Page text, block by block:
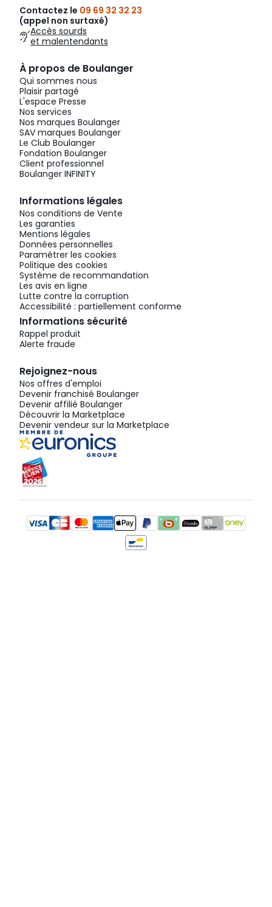
Contactez le 09 69 32 32 23
(appel non surtaxé)
Accès sourds
et malentendants
À propos de Boulanger
Qui sommes nous
Plaisir partagé
L'espace Presse
Nos services
Nos marques Boulanger
SAV marques Boulanger
Le Club Boulanger
Fondation Boulanger
Client professionnel
Boulanger INFINITY
Informations légales
Nos conditions de Vente
Les garanties
Mentions légales
Données personnelles
Paramétrer les cookies
Politique des cookies
Système de recommandation
Les avis en ligne
Lutte contre la corruption
Accessibilité : partiellement conforme
Informations sécurité
Rappel produit
Alerte fraude
Rejoignez-nous
Nos offres d'emploi
Devenir franchisé Boulanger
Devenir affilié Boulanger
Découvrir la Marketplace
Devenir vendeur sur la Marketplace